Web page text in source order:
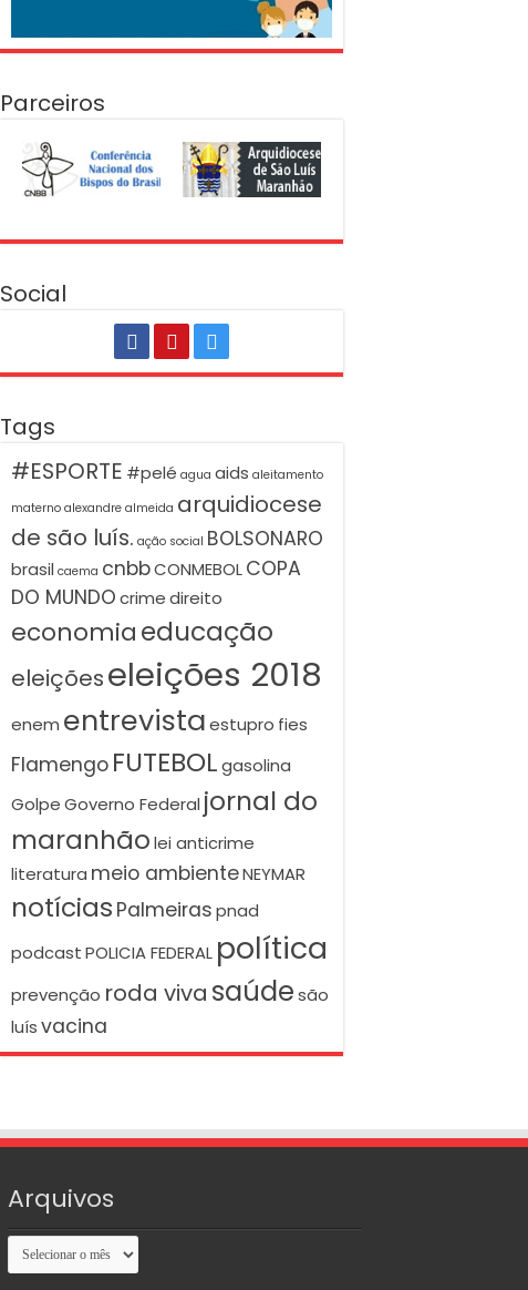
Parceiros
Social
Tags
#ESPORTE #pelé agua aids aleitamento
materno alexandre almeida arquidiocese
de são luís. ação social BOLSONARO
brasil caema cnbbCONMEBOLCOPA
DO MUNDOcrimedireito
economiaeducação
eleiçõeseleições 2018
enem entrevistaestupro fies
Flamengo FUTEBOLgasolina
GolpeGoverno Federal jornal do
maranhãolei anticrime
literatura meio ambienteNEYMAR
notícias Palmeiraspnad
podcastPOLICIA FEDERAL política
prevenção roda viva saúdesão
luísvacina
Arquivos
Arquivos